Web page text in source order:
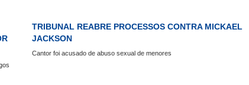
TRIBUNAL REABRE PROCESSOS CONTRA MICKAEL
JACKSON
Cantor foi acusado de abuso sexual de menores